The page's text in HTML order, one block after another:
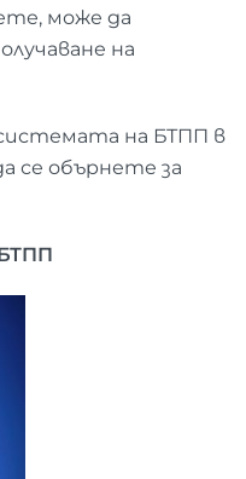
може да
на
на БТПП в
се обърнете за